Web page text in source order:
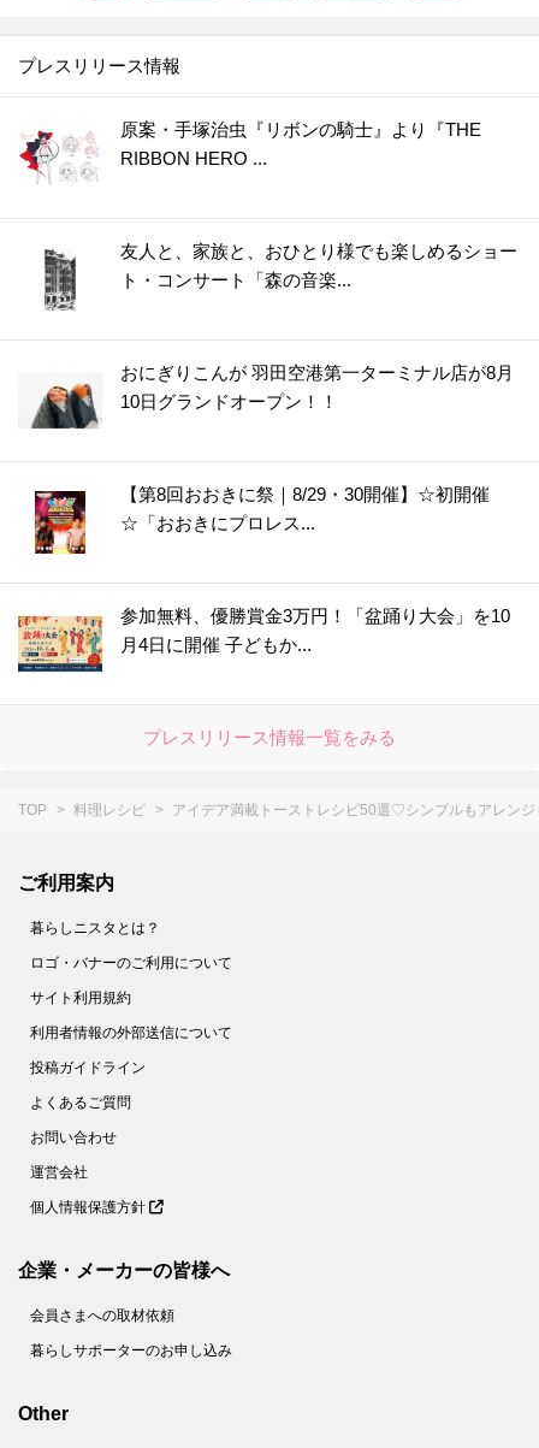
プレスリリース情報
原案・手塚治虫『リボンの騎士』より『THE
RIBBON HERO ...
友人と、家族と、おひとり様でも楽しめるショー
ト・コンサート「森の音楽...
おにぎりこんが 羽田空港第一ターミナル店が8月
10日グランドオープン！！
【第8回おおきに祭｜8/29・30開催】☆初開催
☆「おおきにプロレス...
参加無料、優勝賞金3万円！「盆踊り大会」を10
月4日に開催 子どもか...
プレスリリース情報一覧をみる
TOP 料理レシピ アイデア満載トーストレシピ50選♡シンプルもアレンジ
ご利用案内
暮らしニスタとは？
ロゴ・バナーのご利用について
サイト利用規約
利用者情報の外部送信について
投稿ガイドライン
よくあるご質問
お問い合わせ
運営会社
個人情報保護方針
企業・メーカーの皆様へ
会員さまへの取材依頼
暮らしサポーターのお申し込み
Other